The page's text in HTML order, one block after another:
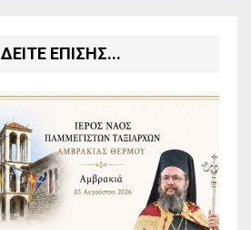
ΔΕΙΤΕ ΕΠΙΣΗΣ...